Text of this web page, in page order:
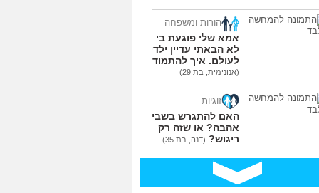
הורות ומשפחה
אמא שלי פוגעת בי כי
לא הבאתי עדיין ילדים
לעולם. איך להתמודד?
(אנונימית, בת 29)
זוגיות
האם להתגרש בשביל
אהבה? או שזה רק
ריגוש? (דנה, בת 35)